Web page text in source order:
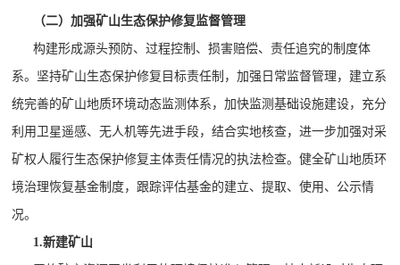
（二）加强矿山生态保护修复监督管理
构建形成源头预防、过程控制、损害赔偿、责任追究的制度体
系。坚持矿山生态保护修复目标责任制，加强日常监督管理，建立系
统完善的矿山地质环境动态监测体系，加快监测基础设施建设，充分
利用卫星遥感、无人机等先进手段，结合实地核查，进一步加强对采
矿权人履行生态保护修复主体责任情况的执法检查。健全矿山地质环
境治理恢复基金制度，跟踪评估基金的建立、提取、使用、公示情
况。
1.新建矿山